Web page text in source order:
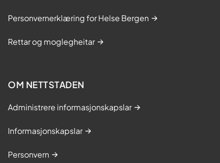
Personvernerklæring for Helse Bergen
Rettar og moglegheitar
OM NETTSTADEN
Administrere informasjonskapslar
Informasjonskapslar
Personvern